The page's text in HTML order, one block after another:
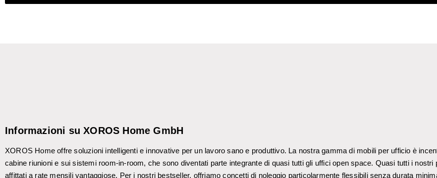
Informazioni su XOROS Home GmbH
XOROS Home offre soluzioni intelligenti e innovative per un lavoro sano e produttivo. La nostra gamma di mobili per ufficio è
cabine riunioni e sui sistemi room-in-room, che sono diventati parte integrante di quasi tutti gli uffici open space. Quasi tutti i
affittati a rate mensili vantaggiose. Per i nostri bestseller, offriamo concetti di noleggio particolarmente flessibili senza durata